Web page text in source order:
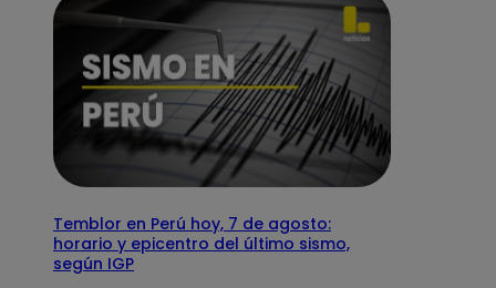
Temblor en Perú hoy, 7 de agosto:
horario y epicentro del último sismo,
según IGP